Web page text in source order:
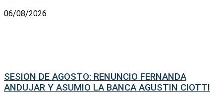
06/08/2026
SESION DE AGOSTO: RENUNCIO FERNANDA
ANDUJAR Y ASUMIO LA BANCA AGUSTIN CIOTTI